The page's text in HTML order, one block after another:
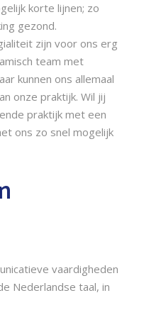
korte lijnen; zo
gezond.
zijn voor ons erg
team met
kunnen ons allemaal
onze praktijk. Wil jij
praktijk met een
ons zo snel mogelijk
vaardigheden
Nederlandse taal, in